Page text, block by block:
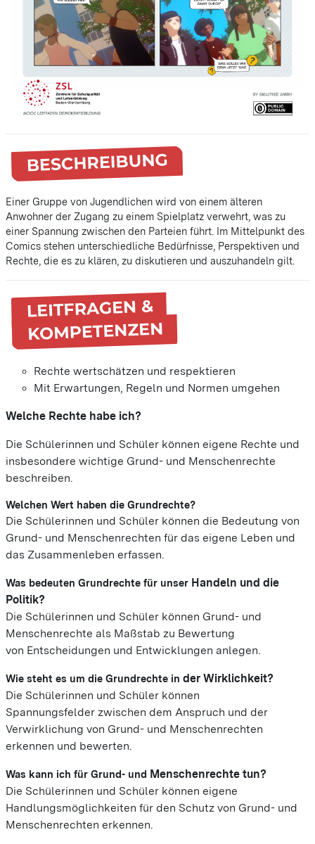
Einer Gruppe von Jugendlichen wird von einem älteren
Anwohner der Zugang zu einem Spielplatz verwehrt, was zu
einer Spannung zwischen den Parteien führt. Im Mittelpunkt des
Comics stehen unterschiedliche Bedürfnisse, Perspektiven und
Rechte, die es zu klären, zu diskutieren und auszuhandeln gilt.
Rechte wertschätzen und respektieren
Mit Erwartungen, Regeln und Normen umgehen
Welche Rechte habe ich?
Die Schülerinnen und Schüler können eigene Rechte und
insbesondere wichtige Grund- und Menschenrechte
beschreiben.
Welchen Wert haben die Grundrechte?
Die Schülerinnen und Schüler können die Bedeutung von
Grund- und Menschenrechten für das eigene Leben und
das Zusammenleben erfassen.
Was bedeuten Grundrechte für unser Handeln und die
Politik?
Die Schülerinnen und Schüler können Grund- und
Menschenrechte als Maßstab zu Bewertung
von Entscheidungen und Entwicklungen anlegen.
Wie steht es um die Grundrechte in der Wirklichkeit?
Die Schülerinnen und Schüler können
Spannungsfelder zwischen dem Anspruch und der
Verwirklichung von Grund- und Menschenrechten
erkennen und bewerten.
Was kann ich für Grund- und Menschenrechte tun?
Die Schülerinnen und Schüler können eigene
Handlungsmöglichkeiten für den Schutz von Grund- und
Menschenrechten erkennen.